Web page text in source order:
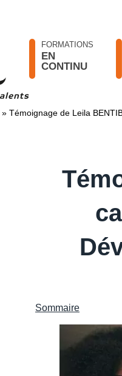
FORMATIONS
EN
CONTINU
»Témoignage de Leila
Sommaire